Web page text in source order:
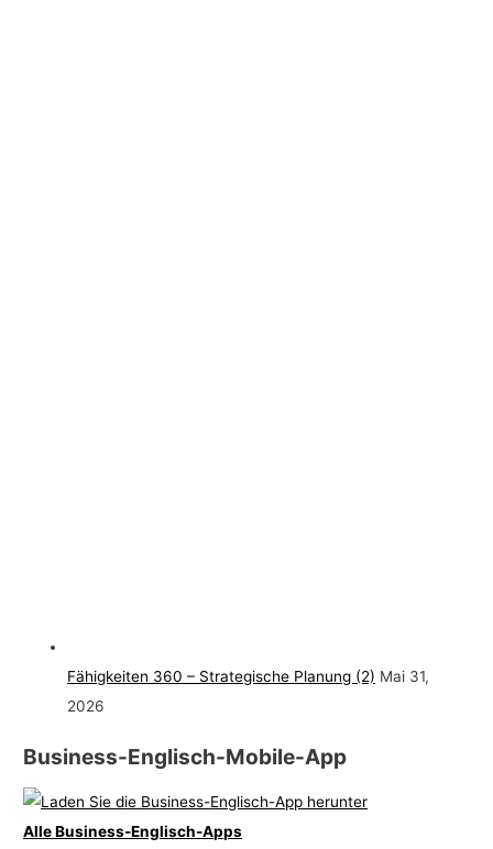
Fähigkeiten 360 – Strategische Planung (2) Mai 31,
2026
Business-Englisch-Mobile-App
Alle Business-Englisch-Apps